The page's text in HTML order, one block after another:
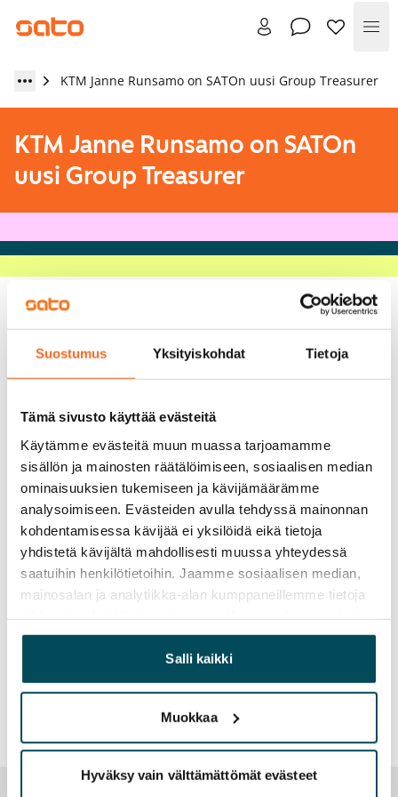
Suostumus Yksityiskohdat Tietoja
Tämä sivusto käyttää evästeitä
Käytämme evästeitä muun muassa tarjoamamme
sisällön ja mainosten räätälöimiseen, sosiaalisen median
ominaisuuksien tukemiseen ja kävijämäärämme
analysoimiseen. Evästeiden avulla tehdyssä mainonnan
kohdentamisessa kävijää ei yksilöidä eikä tietoja
yhdistetä kävijältä mahdollisesti muussa yhteydessä
saatuihin henkilötietoihin. Jaamme sosiaalisen median,
mainosalan ja analytiikka-alan kumppaneillemme tietoja
yhdistää näitä tietoja muihin tietoihin, joita olet antanut
heille tai joita on kerätty, kun olet käyttänyt heidän
palvelujaan.
Salli kaikki
Muokkaa
Hyväksy vain välttämättömät evästeet
KTM Janne Runsamo on SATOn uusi Group Treasurer
KTM Janne Runsamo on SATOn
uusi Group Treasurer
SATO Oyj:n Group Treasureriksi on 12.5.2014 alkaen
nimitetty kauppatieteiden maisteriJanne Runsamo
vastuualueenaan SATO-konsernin rahoitustoiminta.
Tehtävässään Runsamo raportoi talousjohtaja
Neuvoselle
Runsamo siirtyy SATOon Pöyry Groupin Group
Treasurerin tehtävästä.
Lisätietoja:
Talousjohtaja Esa Neuvonen, p. 0201 34 4005 ja 040
500 1003